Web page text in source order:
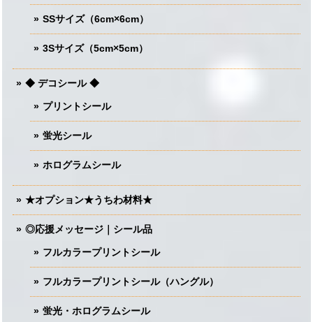
SSサイズ（6cm×6cm）
3Sサイズ（5cm×5cm）
◆ デコシール ◆
プリントシール
蛍光シール
ホログラムシール
★オプション★うちわ材料★
◎応援メッセージ｜シール品
フルカラープリントシール
フルカラープリントシール（ハングル）
蛍光・ホログラムシール